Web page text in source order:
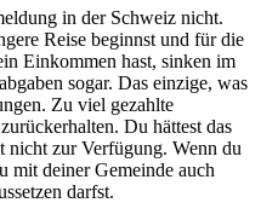
in der Schweiz nicht.
Reise beginnst und für die
Einkommen hast, sinken im
sogar. Das einzige, was
Zu viel gezahlte
Du hättest das
nicht zur Verfügung. Wenn du
mit deiner Gemeinde auch
darfst.